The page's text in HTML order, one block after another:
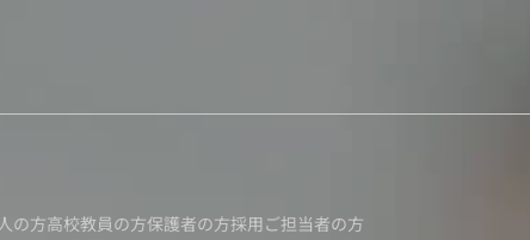
の方高校教員の方保護者の方採用ご担当者の方